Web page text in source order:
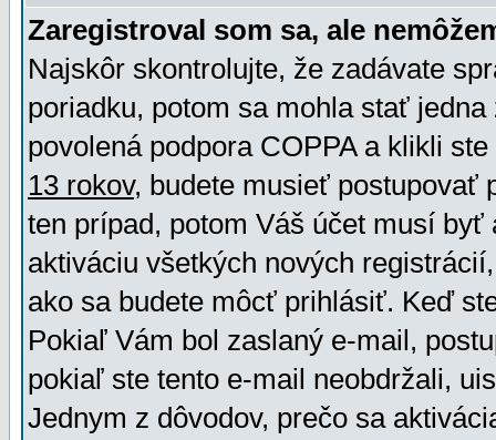
Zaregistroval som sa, ale
Najskôr skontrolujte, že zadávate
poriadku, potom sa mohla stať
povolená podpora COPPA a klikli
13 rokov, budete musieť postupovať
ten prípad, potom Váš účet musí
aktiváciu všetkých nových
ako sa budete môcť prihlásiť. Keď
Pokiaľ Vám bol zaslaný e-mail,
pokiaľ ste tento e-mail neobdržali,
Jednym z dôvodov, prečo sa